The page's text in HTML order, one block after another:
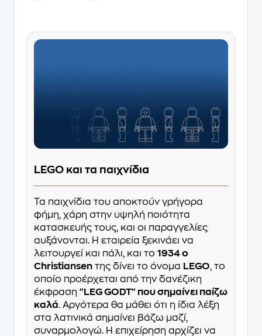
LEGO και τα παιχνίδια
Τα παιχνίδια του αποκτούν γρήγορα
φήμη, χάρη στην υψηλή ποιότητα
κατασκευής τους, και οι παραγγελίες
αυξάνονται. Η εταιρεία ξεκινάει να
λειτουργεί και πάλι, και το 1934 ο
Christiansen της δίνει το όνομα LEGO, το
οποίο προέρχεται από την δανέζικη
έκφραση "LEG GODT" που σημαίνει παίζω
καλά. Αργότερα θα μάθει ότι η ίδια λέξη
στα λατινικά σημαίνει βάζω μαζί,
συναρμολογώ. Η επιχείρηση αρχίζει να